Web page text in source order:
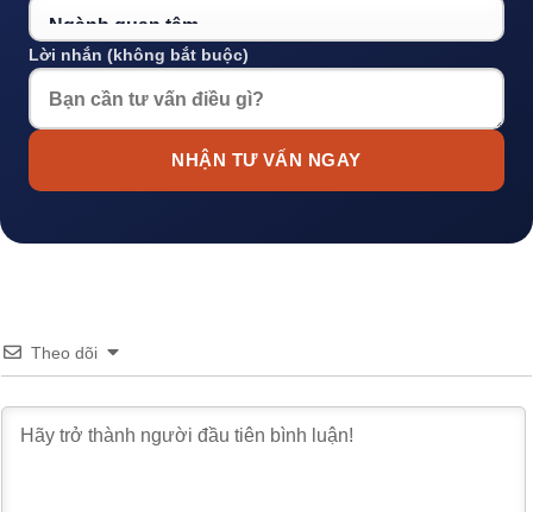
Lời nhắn (không bắt buộc)
NHẬN TƯ VẤN NGAY
Theo dõi